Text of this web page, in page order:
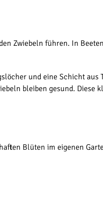
Zwiebeln führen. In
und eine Schicht aus
bleiben gesund. Diese
Blüten im eigenen